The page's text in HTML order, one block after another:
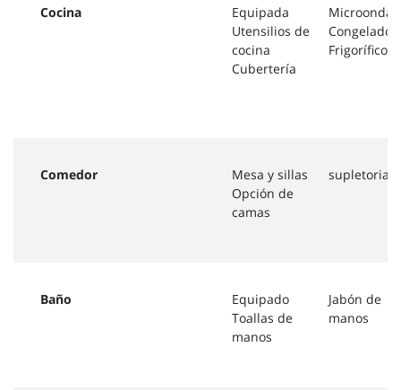
Cocina
Equipada
Utensilios de
cocina
Cubertería
Microondas
Congelador
Frigorífico
Comedor
Mesa y sillas
Opción de
camas
supletorias
Baño
Equipado
Toallas de
manos
Jabón de
manos